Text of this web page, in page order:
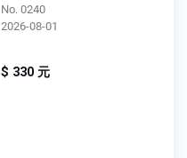
No. 0240
2026-08-01
$ 330 元